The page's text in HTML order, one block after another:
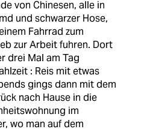
von Chinesen, alle in
und schwarzer Hose,
Fahrrad zum
zur Arbeit fuhren. Dort
drei Mal am Tag
: Reis mit etwas
gings dann mit dem
nach Hause in die
im
wo man auf dem